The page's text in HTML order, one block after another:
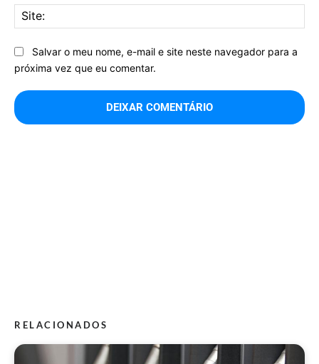
Salvar o meu nome, e-mail e site neste navegador para a
próxima vez que eu comentar.
RELACIONADOS